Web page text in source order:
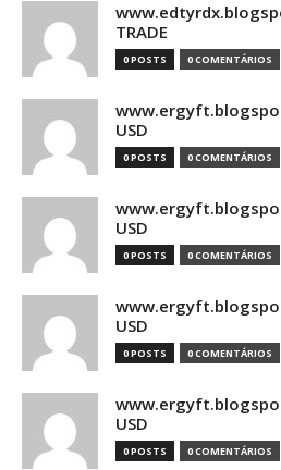
TRADE
0 POSTS 0 COMENTÁRIOS
USD
0 POSTS 0 COMENTÁRIOS
USD
0 POSTS 0 COMENTÁRIOS
USD
0 POSTS 0 COMENTÁRIOS
USD
0 POSTS 0 COMENTÁRIOS